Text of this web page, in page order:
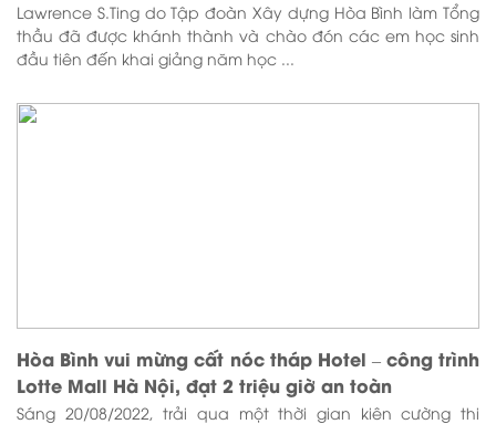
Lawrence S.Ting do Tập đoàn Xây dựng Hòa Bình làm Tổng
thầu đã được khánh thành và chào đón các em học sinh
đầu tiên đến khai giảng năm học ...
Hòa Bình vui mừng cất nóc tháp Hotel – công trình
Lotte Mall Hà Nội, đạt 2 triệu giờ an toàn
Sáng 20/08/2022, trải qua một thời gian kiên cường thi